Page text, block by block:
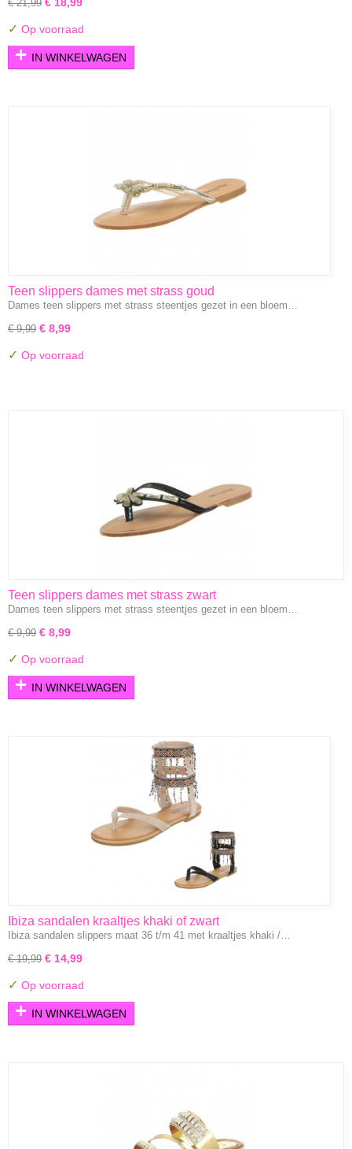
€ 21,99
✓ Op voorraad
IN WINKELWAGEN
Teen slippers dames met strass goud
Dames teen slippers met strass steentjes gezet in een bloem…
€ 9,99 € 8,99
✓ Op voorraad
Teen slippers dames met strass zwart
Dames teen slippers met strass steentjes gezet in een bloem…
€ 9,99 € 8,99
✓ Op voorraad
IN WINKELWAGEN
Ibiza sandalen kraaltjes khaki of zwart
Ibiza sandalen slippers maat 36 t/m 41 met kraaltjes khaki /…
€ 19,99 € 14,99
✓ Op voorraad
IN WINKELWAGEN